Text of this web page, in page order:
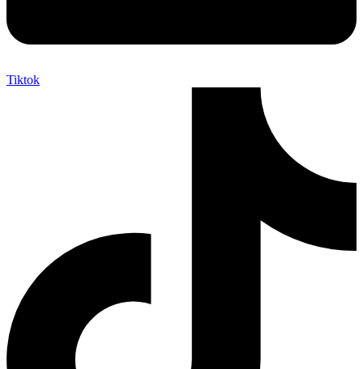
Tiktok